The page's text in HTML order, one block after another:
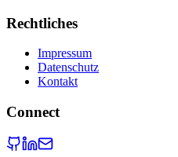
Rechtliches
Impressum
Datenschutz
Kontakt
Connect